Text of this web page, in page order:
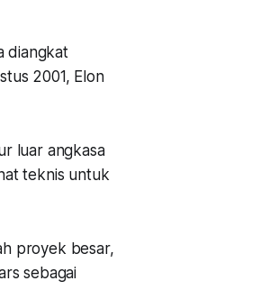
diangkat
2001, Elon
luar angkasa
teknis untuk
proyek besar,
sebagai